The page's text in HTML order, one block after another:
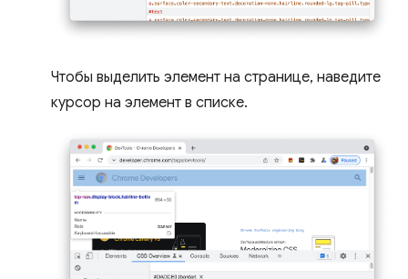
Чтобы выделить элемент на странице, наведите
курсор на элемент в списке.